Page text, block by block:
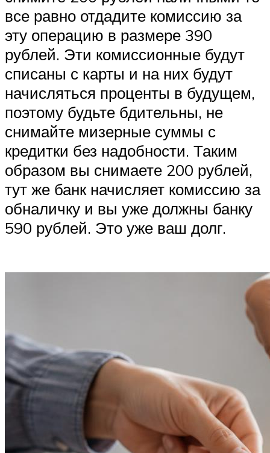
все равно отдадите комиссию за
эту операцию в размере 390
рублей. Эти комиссионные будут
списаны с карты и на них будут
начисляться проценты в будущем,
поэтому будьте бдительны, не
снимайте мизерные суммы с
кредитки без надобности. Таким
образом вы снимаете 200 рублей,
тут же банк начисляет комиссию за
обналичку и вы уже должны банку
590 рублей. Это уже ваш долг.